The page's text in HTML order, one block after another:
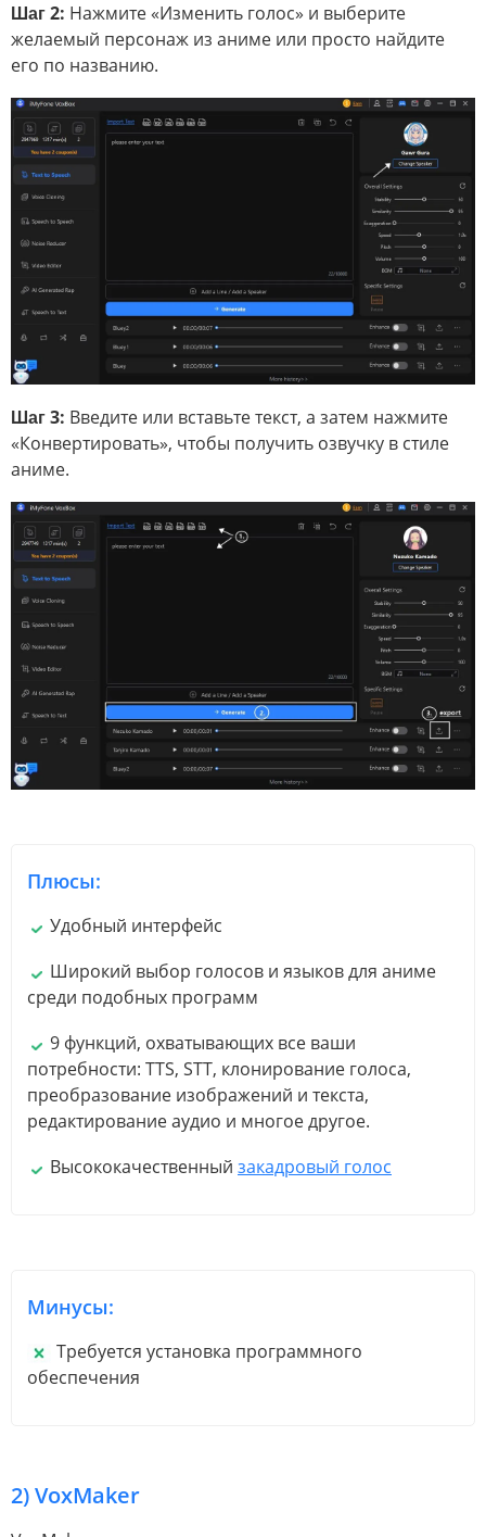
Шаг 2: Нажмите «Изменить голос» и выберите
желаемый персонаж из аниме или просто найдите
его по названию.
Шаг 3: Введите или вставьте текст, а затем нажмите
«Конвертировать», чтобы получить озвучку в стиле
аниме.
Плюсы:
Удобный интерфейс
Широкий выбор голосов и языков для аниме
среди подобных программ
9 функций, охватывающих все ваши
потребности: TTS, STT, клонирование голоса,
преобразование изображений и текста,
редактирование аудио и многое другое.
Высококачественный закадровый голос
Минусы:
Требуется установка программного
обеспечения
2) VoxMaker